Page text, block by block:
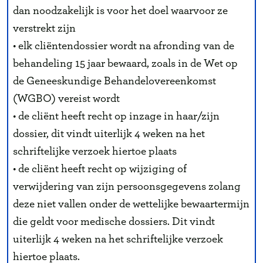
dan noodzakelijk is voor het doel waarvoor ze
verstrekt zijn
• elk cliëntendossier wordt na afronding van de
behandeling 15 jaar bewaard, zoals in de Wet op
de Geneeskundige Behandelovereenkomst
(WGBO) vereist wordt
• de cliënt heeft recht op inzage in haar/zijn
dossier, dit vindt uiterlijk 4 weken na het
schriftelijke verzoek hiertoe plaats
• de cliënt heeft recht op wijziging of
verwijdering van zijn persoonsgegevens zolang
deze niet vallen onder de wettelijke bewaartermijn
die geldt voor medische dossiers. Dit vindt
uiterlijk 4 weken na het schriftelijke verzoek
hiertoe plaats.